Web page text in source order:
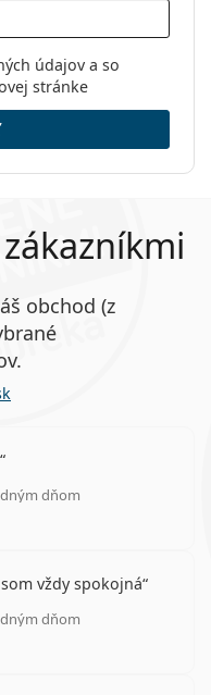
údajov a so
stránke
obchod (z
dňom
5 z 5
vždy spokojná
dňom
5 z 5